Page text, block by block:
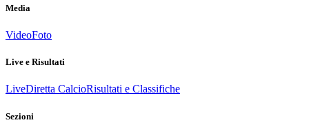
Media
VideoFoto
Live e Risultati
LiveDiretta CalcioRisultati e Classifiche
Sezioni